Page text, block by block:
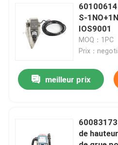
S-
IOS9001
MOQ：1PC
Prix：
meilleur prix
de